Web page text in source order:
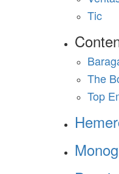
Tic
The
Top